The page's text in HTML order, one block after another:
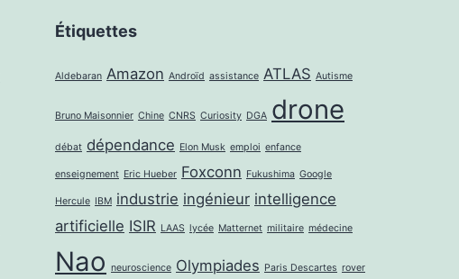
Étiquettes
Aldebaran Amazon Androïd assistance ATLAS Autisme
Bruno Maisonnier Chine CNRS Curiosity DGA drone
débat dépendance Elon Musk emploi enfance
enseignement Eric Hueber Foxconn Fukushima Google
Hercule IBM industrie ingénieur intelligence
artificielle ISIR LAAS lycée Matternet militaire médecine
Nao neuroscience Olympiades Paris Descartes rover